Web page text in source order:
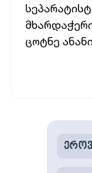
ცოტნე